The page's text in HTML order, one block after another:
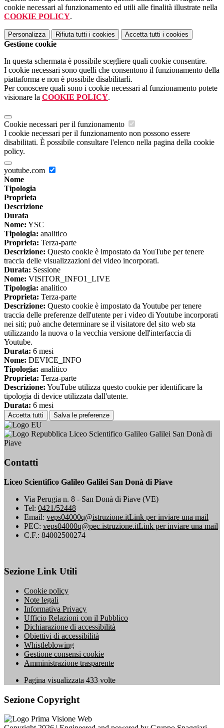
cookie necessari al funzionamento ed utili alle finalità illustrate nella
COOKIE POLICY.
Personalizza Rifiuta tutti i cookies Accetta tutti i cookies
Gestione cookie
In questa schermata è possibile scegliere quali cookie consentire.
I cookie necessari sono quelli che consentono il funzionamento della
piattaforma e non è possibile disabilitarli.
Per conoscere quali sono i cookie necessari al funzionamento potete
visionare la COOKIE POLICY.
Cookie necessari per il funzionamento
I cookie necessari per il funzionamento non possono essere
disabilitati. È possibile consultare l'elenco nella pagina della cookie
policy.
youtube.com
Nome
Tipologia
Proprieta
Descrizione
Durata
Nome: YSC
Tipologia: analitico
Proprieta: Terza-parte
Descrizione: Questo cookie è impostato da YouTube per tenere
traccia delle visualizzazioni dei video incorporati.
Durata: Sessione
Nome: VISITOR_INFO1_LIVE
Tipologia: analitico
Proprieta: Terza-parte
Descrizione: Questo cookie è impostato da Youtube per tenere
traccia delle preferenze dell'utente per i video di Youtube incorporati
nei siti; può anche determinare se il visitatore del sito web sta
utilizzando la nuova o la vecchia versione dell'interfaccia di
Youtube.
Durata: 6 mesi
Nome: DEVICE_INFO
Tipologia: analitico
Proprieta: Terza-parte
Descrizione: YouTube utilizza questo cookie per identificare la
tipologia di device utilizzata dall'utente.
Durata: 6 mesi
Accetta tutti Salva le preferenze
Liceo Scientifico Galileo Galilei San Donà di
Piave
Contatti
Liceo Scientifico Galileo Galilei San Donà di Piave
Via Perugia n. 8 - San Donà di Piave (VE)
Tel: 0421/52448
Email: veps04000q@istruzione.itLink per inviare una mail
PEC: veps04000q@pec.istruzione.itLink per inviare una mail
C.F.: 84002500274
Sezione Link Utili
Cookie policy
Note legali
Informativa Privacy
Ufficio Relazioni con il Pubblico
Dichiarazione di accessibilità
Obiettivi di accessibilità
Whistleblowing
Gestione consensi cookie
Amministrazione trasparente
Pagina visualizzata 433 volte
Sezione Copyright